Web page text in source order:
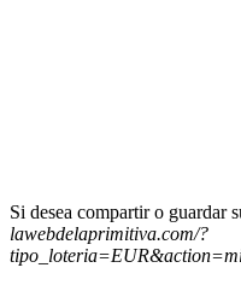
Si desea compartir o guardar
lawebdelaprimitiva.com/?